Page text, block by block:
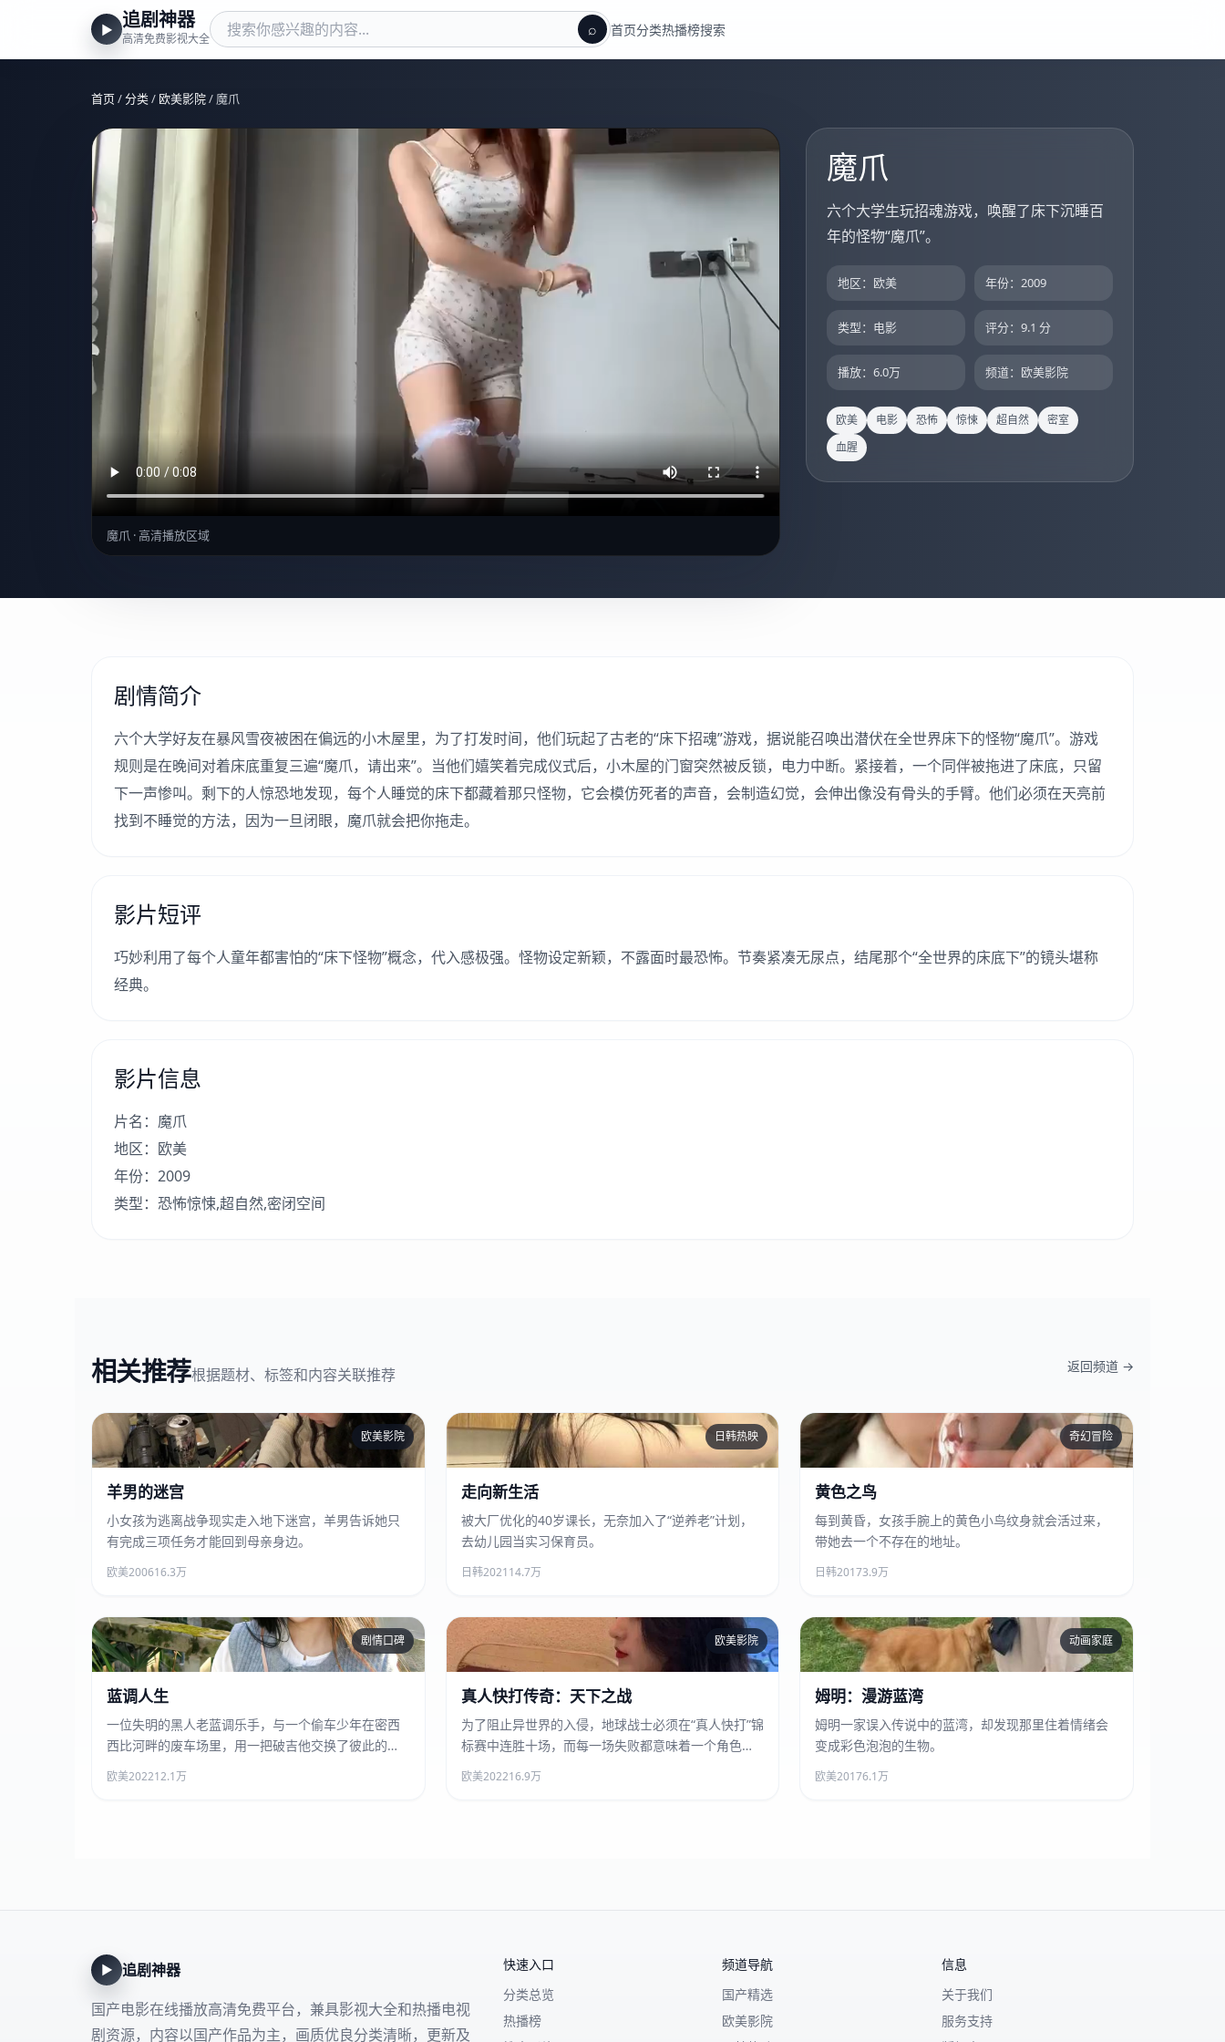
▶ 追剧神器
高清免费影视大全 ⌕ 首页分类热播榜搜索
首页/分类/ 欧美影院/ 魔爪
魔爪 · 高清播放区域
魔爪
六个大学生玩招魂游戏，唤醒了床下沉睡百
年的怪物“魔爪”。
地区：欧美 年份：2009
类型：电影 评分：9.1 分
播放：6.0万 频道：欧美影院
欧美 电影 恐怖 惊悚 超自然
密室
血腥
剧情简介
六个大学好友在暴风雪夜被困在偏远的小木屋里，为了打发时间，他们玩起了古老的“床下招魂”游戏，据说能召唤出潜伏在全世界床下的怪物“魔爪”。游戏
规则是在晚间对着床底重复三遍“魔爪，请出来”。当他们嬉笑着完成仪式后，小木屋的门窗突然被反锁，电力中断。紧接着，一个同伴被拖进了床底，只留
下一声惨叫。剩下的人惊恐地发现，每个人睡觉的床下都藏着那只怪物，它会模仿死者的声音，会制造幻觉，会伸出像没有骨头的手臂。他们必须在天亮前
找到不睡觉的方法，因为一旦闭眼，魔爪就会把你拖走。
影片短评
巧妙利用了每个人童年都害怕的“床下怪物”概念，代入感极强。怪物设定新颖，不露面时最恐怖。节奏紧凑无尿点，结尾那个“全世界的床底下”的镜头堪称
经典。
影片信息
片名：魔爪
地区：欧美
年份：2009
类型：恐怖惊悚,超自然,密闭空间
相关推荐根据题材、标签和内容关联推荐 返回频道 →
羊男的迷宫 欧美影院
羊男的迷宫
小女孩为逃离战争现实走入地下迷宫，羊男告诉她只
有完成三项任务才能回到母亲身边。
欧美200616.3万
走向新生活 日韩热映
走向新生活
被大厂优化的40岁课长，无奈加入了“逆养老”计划，
去幼儿园当实习保育员。
日韩202114.7万
黄色之鸟 奇幻冒险
黄色之鸟
每到黄昏，女孩手腕上的黄色小鸟纹身就会活过来，
带她去一个不存在的地址。
日韩20173.9万
蓝调人生 剧情口碑
蓝调人生
一位失明的黑人老蓝调乐手，与一个偷车少年在密西
西比河畔的废车场里，用一把破吉他交换了彼此的人
欧美202212.1万
真人快打传奇：天下之战 欧美影院
真人快打传奇：天下之战
为了阻止异世界的入侵，地球战士必须在“真人快打”锦
标赛中连胜十场，而每一场失败都意味着一个角色的
欧美202216.9万
姆明：漫游蓝湾 动画家庭
姆明：漫游蓝湾
姆明一家误入传说中的蓝湾，却发现那里住着情绪会
变成彩色泡泡的生物。
欧美20176.1万
▶ 追剧神器
国产电影在线播放高清免费平台，兼具影视大全和热播电视
剧资源，内容以国产作品为主，画质优良分类清晰，更新及
快速入口
分类总览
热播榜
频道导航
国产精选
欧美影院
信息
关于我们
服务支持